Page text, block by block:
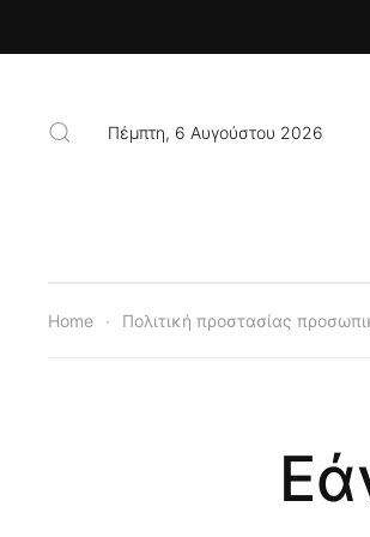
Πέμπτη, 6 Αυγούστου 2026
Home Πολιτική προστασίας